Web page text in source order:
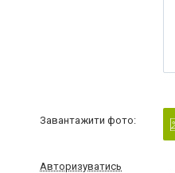
Завантажити фото:
Авторизуватись